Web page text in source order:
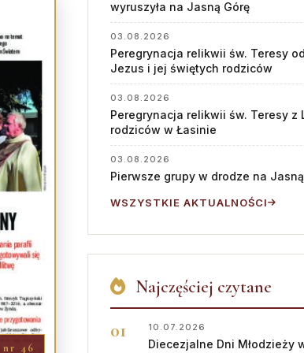
KONTAKT
Dane kurii
Msze święte online
Kalendarz liturgiczny
nr 46
wyruszyła na Jasną Górę
03.08.2026
Peregrynacja relikwii św. Teresy
Jezus i jej świętych rodziców
03.08.2026
Peregrynacja relikwii św. Teresy z
rodziców w Łasinie
03.08.2026
Pierwsze grupy w drodze na
WSZYSTKIE AKTUALNOŚCI
Najczęściej czytane
10.07.2026
Diecezjalne Dni Młodzieży